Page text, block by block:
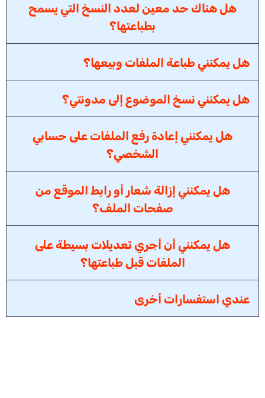
هل هناك حد معين لعدد النسخ التي يسمح
بطباعتها؟
هل يمكنني طباعة الملفات وبيعها؟
هل يمكنني نسخ الموضوع إلى مدونتي؟
هل يمكنني إعادة رفع الملفات على حسابي
الشخصي؟
هل يمكنني إزالة شعار أو رابط الموقع من
صفحات الملف؟
هل يمكنني أن أجري تعديلات بسيطة على
الملفات قبل طباعتها؟
عندي استفسارات أخرى